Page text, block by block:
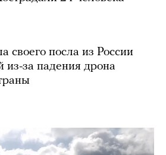
своего посла из России
из-за падения дрона